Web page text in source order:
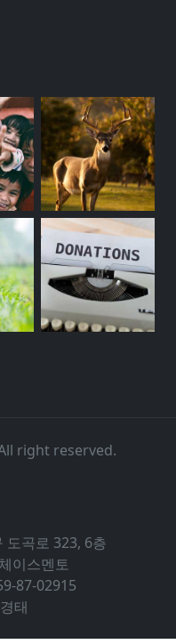
right reserved.
도곡로 323, 6층
이스멘토
87-02915
태